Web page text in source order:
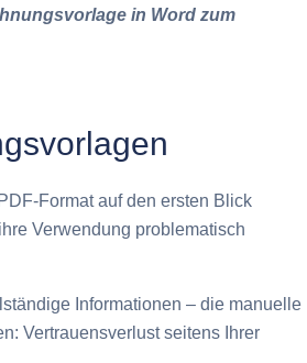
in Word zum
Format auf den ersten Blick
Verwendung problematisch
Informationen – die manuelle
Vertrauensverlust seitens Ihrer